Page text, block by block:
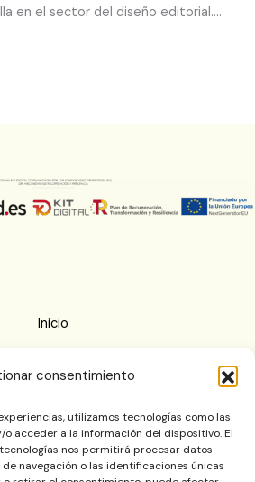
consentimiento
utilizamos tecnologías como las
acceder a la información del dispositivo. El
nos permitirá procesar datos
navegación o las identificaciones únicas
en el sector del diseño editorial.…
Inicio
Imprenta
Blog
Contactar